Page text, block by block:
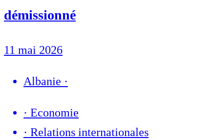
démissionné
11 mai 2026
Albanie ·
· Economie
· Relations internationales